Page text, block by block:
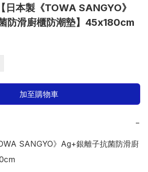
日本製《TOWA SANGYO》
防滑廚櫃防潮墊】45x180cm
加至購物車
−
SANGYO》Ag+銀離子抗菌防滑廚